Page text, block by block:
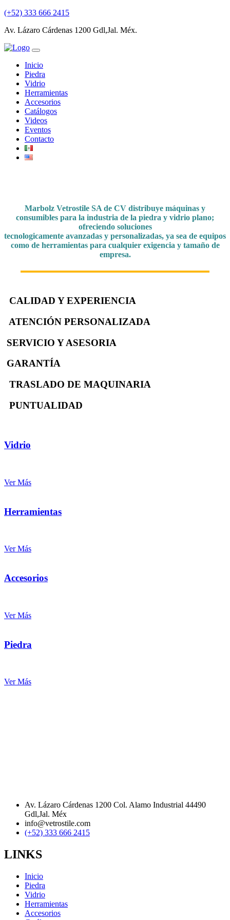
(+52) 333 666 2415
Av. Lázaro Cárdenas 1200 Gdl,Jal. Méx.
Inicio
Piedra
Vidrio
Herramientas
Accesorios
Catálogos
Videos
Eventos
Contacto
Marbolz Vetrostile SA de CV distribuye máquinas y
consumibles para la industria de la piedra y vidrio plano;
ofreciendo soluciones
tecnologicamente avanzadas y personalizadas, ya sea de equipos
como de herramientas para cualquier exigencia y tamaño de
empresa.
CALIDAD Y EXPERIENCIA
ATENCIÓN PERSONALIZADA
SERVICIO Y ASESORIA
GARANTÍA
TRASLADO DE MAQUINARIA
PUNTUALIDAD
Vidrio
Ver Más
Herramientas
Ver Más
Accesorios
Ver Más
Piedra
Ver Más
Av. Lázaro Cárdenas 1200 Col. Alamo Industrial 44490
Gdl,Jal. Méx
info@vetrostile.com
(+52) 333 666 2415
LINKS
Inicio
Piedra
Vidrio
Herramientas
Accesorios